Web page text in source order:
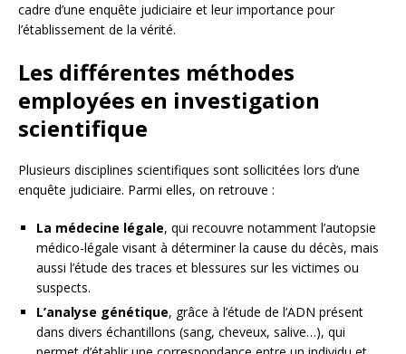
cadre d’une enquête judiciaire et leur importance pour
l’établissement de la vérité.
Les différentes méthodes
employées en investigation
scientifique
Plusieurs disciplines scientifiques sont sollicitées lors d’une
enquête judiciaire. Parmi elles, on retrouve :
La médecine légale, qui recouvre notamment l’autopsie
médico-légale visant à déterminer la cause du décès, mais
aussi l’étude des traces et blessures sur les victimes ou
suspects.
L’analyse génétique, grâce à l’étude de l’ADN présent
dans divers échantillons (sang, cheveux, salive…), qui